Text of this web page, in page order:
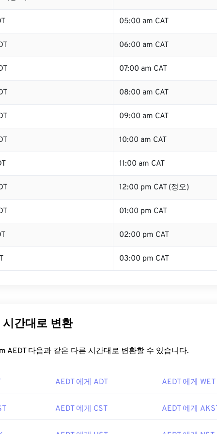
05:00 am CAT
06:00 am CAT
07:00 am CAT
08:00 am CAT
09:00 am CAT
10:00 am CAT
11:00 am CAT
12:00 pm CAT (정오)
01:00 pm CAT
02:00 pm CAT
03:00 pm CAT
간대로 변환
AEDT 다음과 같은 다른 시간대로 변환할 수 있습니다.
AEDT 에게 ADT AEDT 에게 WET
AEDT 에게 CST AEDT 에게